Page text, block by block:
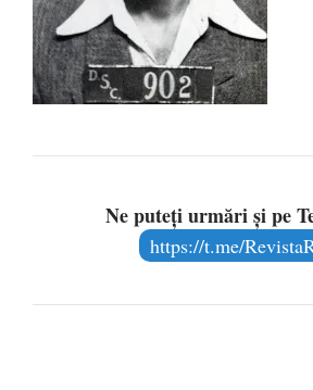
Ne puteți urmări și pe
https://t.me/